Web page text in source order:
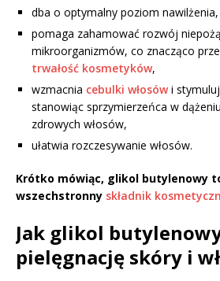
dba o optymalny poziom nawilżenia,
pomaga zahamować rozwój
mikroorganizmów, co znacząco
trwałość kosmetyków,
wzmacnia cebulki włosówi
stanowiąc sprzymierzeńca w
zdrowych włosów,
ułatwia rozczesywanie włosów.
Krótko mówiąc, glikol butylenowy
wszechstronny składnik
Jak glikol
pielęgnację skóry i